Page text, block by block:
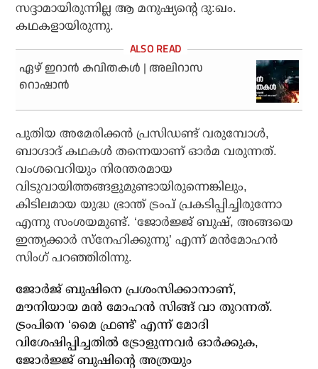
സദ്ദാമായിരുന്നില്ല ആ മനുഷ്യന്റെ ദു:ഖം.
കഥകളായിരുന്നു.
ഏഴ് ഇറാന്‍ കവിതകള്‍ | അലിറാസ
റൊഷാന്‍
പുതിയ അമേരിക്കന്‍ പ്രസിഡണ്ട് വരുമ്പോള്‍,
ബാഗ്ദാദ് കഥകള്‍ തന്നെയാണ് ഓര്‍മ വരുന്നത്.
വംശവെറിയും നിരന്തരമായ
വിടുവായിത്തങ്ങളുമുണ്ടായിരുന്നെങ്കിലും,
കിടിലമായ യുദ്ധ ഭ്രാന്ത് ട്രംപ് പ്രകടിപ്പിച്ചിരുന്നോ
എന്നു സംശയമുണ്ട്. ‘ജോര്‍ജ്ജ് ബുഷ്, അങ്ങയെ
ഇന്ത്യക്കാര്‍ സ്‌നേഹിക്കുന്നു’ എന്ന് മന്‍മോഹന്‍
സിംഗ് പറഞ്ഞിരിന്നു.
ജോര്‍ജ് ബുഷിനെ പ്രശംസിക്കാനാണ്,
മൗനിയായ മന്‍ മോഹന്‍ സിങ്ങ് വാ തുറന്നത്.
ട്രംപിനെ ‘മൈ ഫ്രണ്ട്’ എന്ന് മോദി
വിശേഷിപ്പിച്ചതില്‍ ട്രോളുന്നവര്‍ ഓര്‍ക്കുക,
ജോര്‍ജ്ജ് ബുഷിന്റെ അത്രയും